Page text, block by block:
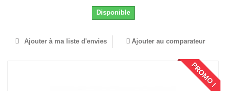
Disponible
Ajouter à ma liste d'envies Ajouter au comparateur
PROMO !